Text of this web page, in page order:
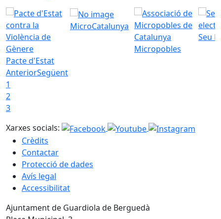
Pacte d'Estat
MicroCatalunya
Micropobles
Seu
AnteriorSegüent
1
2
3
Xarxes socials:
Crèdits
Contactar
Protecció de dades
Avís legal
Accessibilitat
Ajuntament de Guardiola de Berguedà